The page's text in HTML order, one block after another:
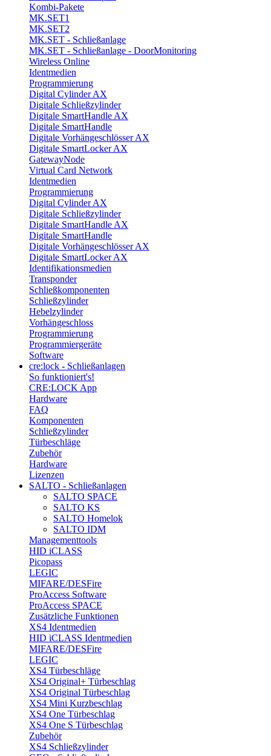
Kombi-Pakete
MK.SET1
MK.SET2
MK.SET - Schließanlage
MK.SET - Schließanlage - DoorMonitoring
Wireless Online
Identmedien
Programmierung
Digital Cylinder AX
Digitale Schließzylinder
Digitale SmartHandle AX
Digitale SmartHandle
Digitale Vorhängeschlösser AX
Digitale SmartLocker AX
GatewayNode
Virtual Card Network
Identmedien
Programmierung
Digital Cylinder AX
Digitale Schließzylinder
Digitale SmartHandle AX
Digitale SmartHandle
Digitale Vorhängeschlösser AX
Digitale SmartLocker AX
Identifikationsmedien
Transponder
Schließkomponenten
Schließzylinder
Hebelzylinder
Vorhängeschloss
Programmierung
Programmiergeräte
Software
cre:lock - Schließanlagen
So funktioniert's!
CRE:LOCK App
Hardware
FAQ
Komponenten
Schließzylinder
Türbeschläge
Zubehör
Hardware
Lizenzen
SALTO - Schließanlagen
SALTO SPACE
SALTO KS
SALTO Homelok
SALTO IDM
Managementtools
HID iCLASS
Picopass
LEGIC
MIFARE/DESFire
ProAccess Software
ProAccess SPACE
Zusätzliche Funktionen
XS4 Identmedien
HID iCLASS Identmedien
MIFARE/DESFire
LEGIC
XS4 Türbeschläge
XS4 Original+ Türbeschlag
XS4 Original Türbeschlag
XS4 Mini Kurzbeschlag
XS4 One Türbeschlag
XS4 One S Türbeschlag
Zubehör
XS4 Schließzylinder